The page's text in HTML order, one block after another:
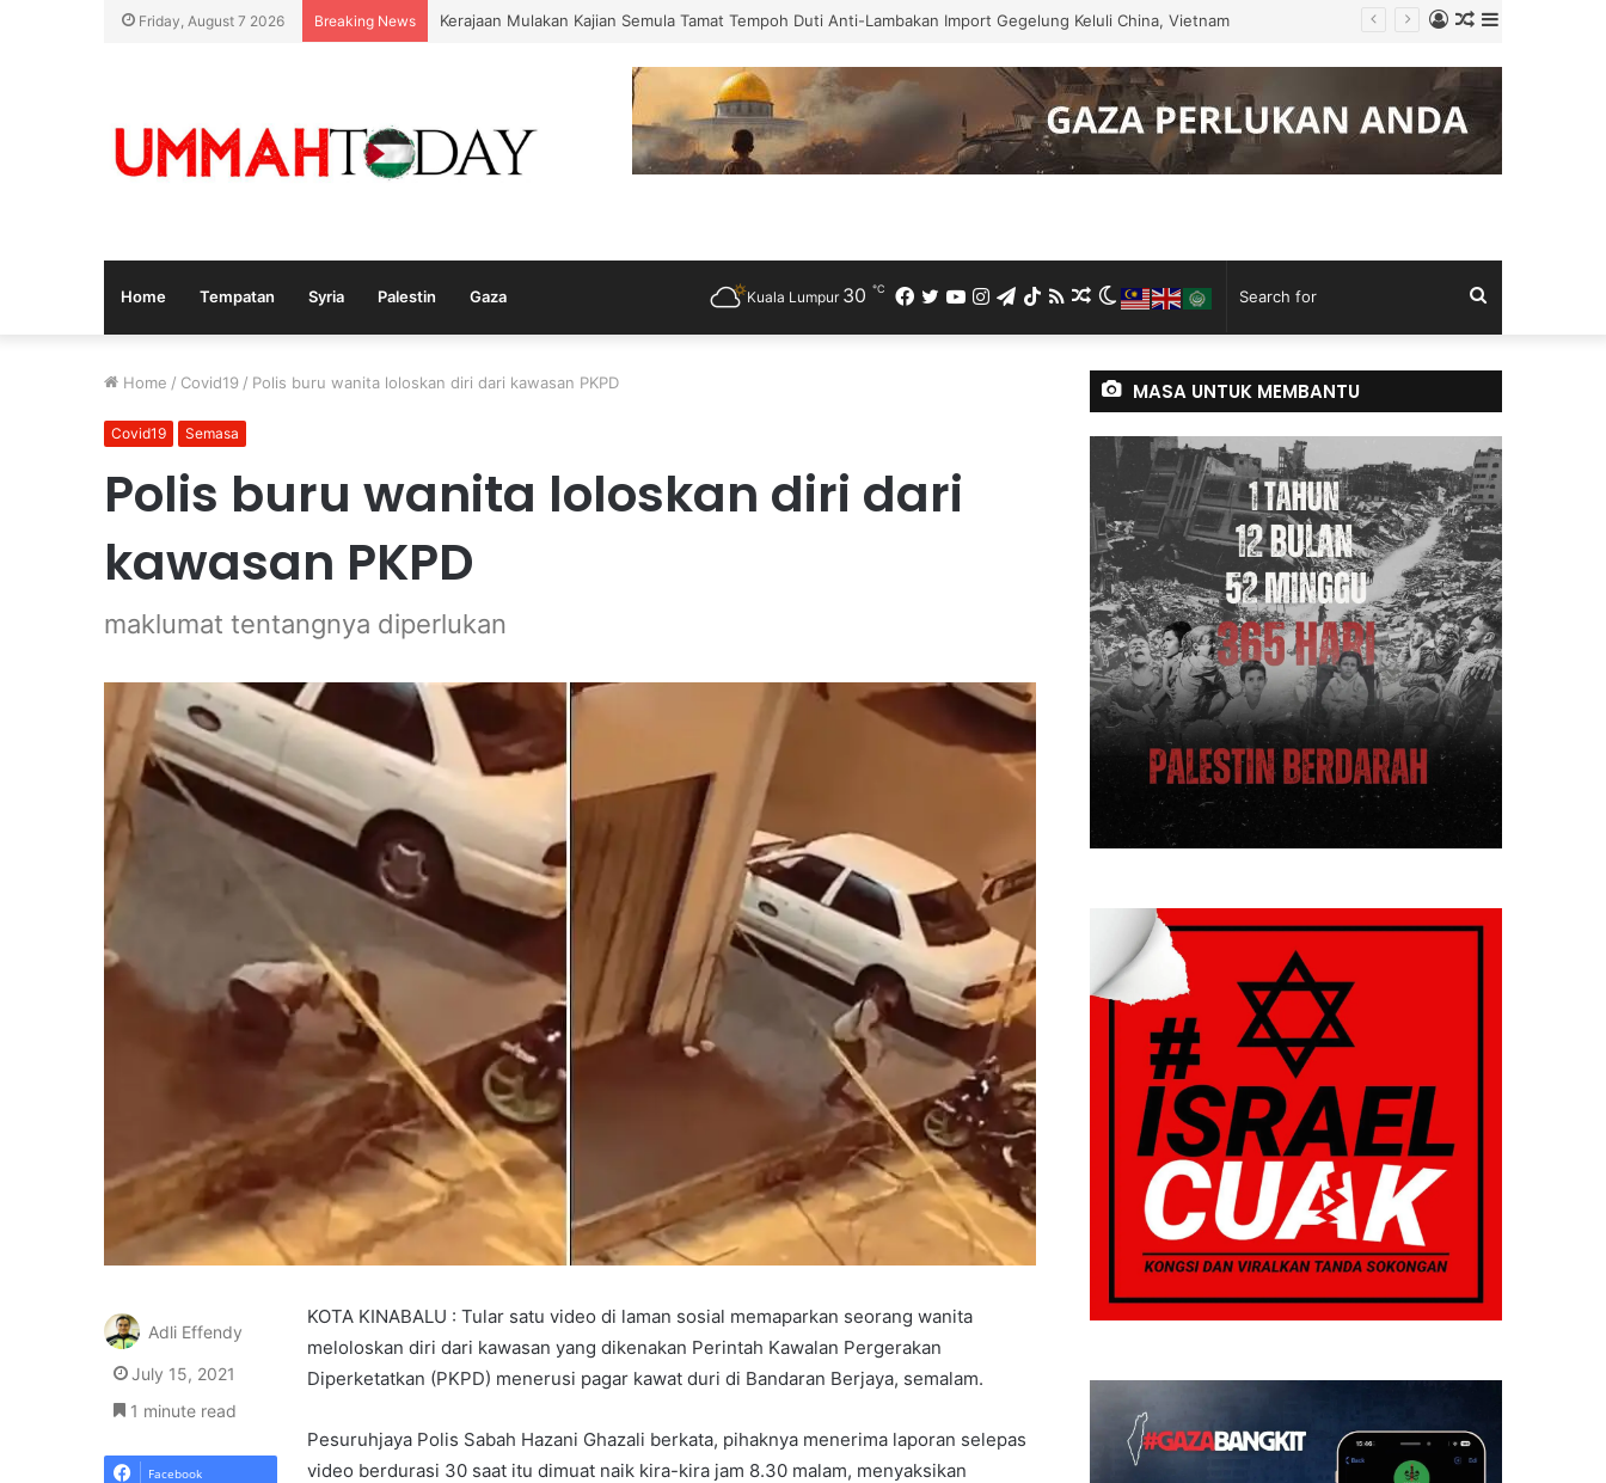
Friday, August 7 2026 Breaking News Nurul Izzah Bercuti Sementara Jawatan Timbalan Presiden PKR, Saifuddin Pemangku Tugas
Random
Article
Log
In
Home Tempatan Syria Palestin Gaza
for
Switch
skin
Random
Article
RSS
TikTok
Telegram
Instagram
YouTube
Twitter
Facebook
Kuala Lumpur 30 ℃
Home / Covid19 / Polis buru wanita loloskan diri dari kawasan PKPD
Covid19 Semasa
Polis buru wanita loloskan diri dari
kawasan PKPD
maklumat tentangnya diperlukan
KOTA KINABALU : Tular satu video di laman sosial memaparkan seorang wanita
meloloskan diri dari kawasan yang dikenakan Perintah Kawalan Pergerakan
Diperketatkan (PKPD) menerusi pagar kawat duri di Bandaran Berjaya, semalam.
Pesuruhjaya Polis Sabah Hazani Ghazali berkata, pihaknya menerima laporan selepas
video berdurasi 30 saat itu dimuat naik kira-kira jam 8.30 malam, menyaksikan
Adli Effendy
July 15, 2021
1 minute read
Facebook
MASA UNTUK MEMBANTU